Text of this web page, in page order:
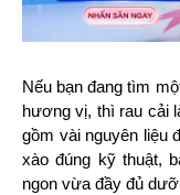
Nếu bạn đang tìm
hương vị, thì rau cải
gồm vài nguyên liệu
xào đúng kỹ thuật,
ngon vừa đầy đủ